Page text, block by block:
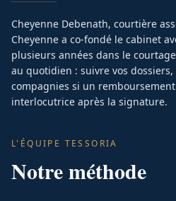
Cheyenne Debenath, courtière
Cheyenne a co-fondé le cabinet
plusieurs années dans le
au quotidien : suivre vos
compagnies si un
interlocutrice après la signature.
L'ÉQUIPE TESSORIA
Notre méthode